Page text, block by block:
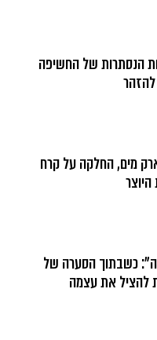
הנסתרות של החשיפה
מים, החלקה על קרח
כשבתוך הסערה של
את עצמה